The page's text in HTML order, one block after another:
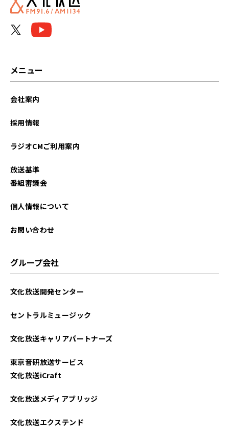
2025年09月
2025年06月
2025年01月
2024年12月
メニュー
会社案内
採用情報
ラジオCMご利用案内
放送基準
番組審議会
個人情報について
お問い合わせ
グループ会社
文化放送開発センター
セントラルミュージック
文化放送キャリアパートナーズ
東京音研放送サービス
文化放送iCraft
文化放送メディアブリッジ
文化放送エクステンド